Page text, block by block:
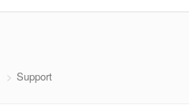
Support